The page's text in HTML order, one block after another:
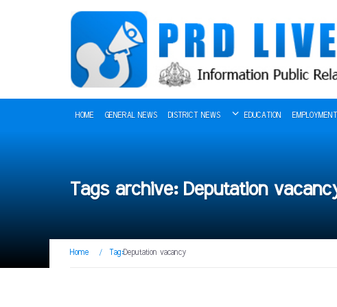
HOME GENERAL NEWS DISTRICT NEWS EDUCATION
Tags archive: Deputation
Home / Tag:Deputation vacancy